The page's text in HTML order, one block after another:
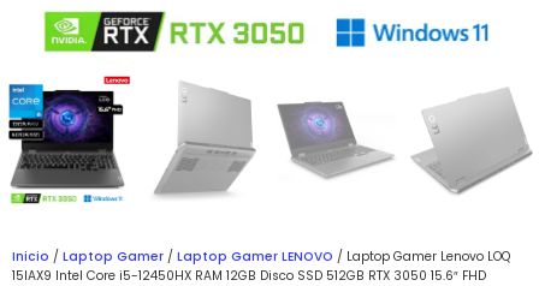
Inicio / Laptop Gamer / Laptop Gamer LENOVO / Laptop Gamer Lenovo LOQ
15IAX9 Intel Core i5-12450HX RAM 12GB Disco SSD 512GB RTX 3050 15.6″ FHD